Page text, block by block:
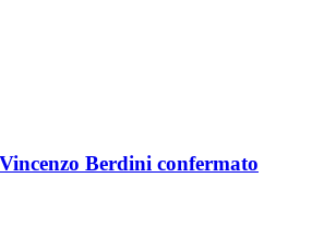
Berdini confermato